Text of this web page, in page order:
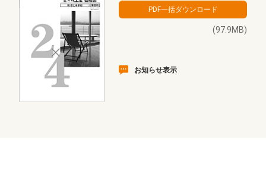
(97.9MB)
お知らせ表示